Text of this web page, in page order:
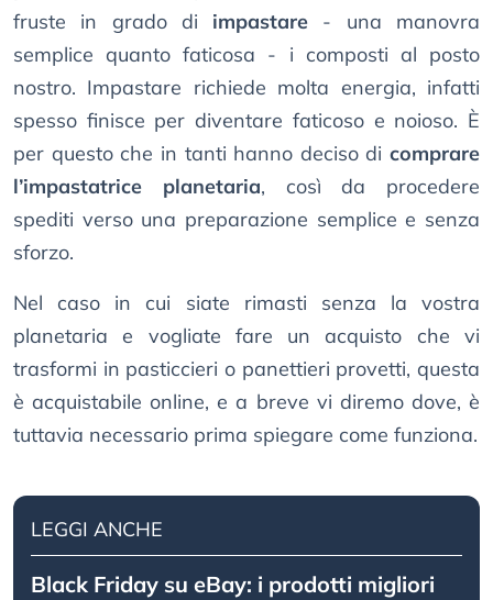
fruste in grado di impastare - una manovra
semplice quanto faticosa - i composti al posto
nostro. Impastare richiede molta energia, infatti
spesso finisce per diventare faticoso e noioso. È
per questo che in tanti hanno deciso di comprare
l’impastatrice planetaria, così da procedere
spediti verso una preparazione semplice e senza
sforzo.
Nel caso in cui siate rimasti senza la vostra
planetaria e vogliate fare un acquisto che vi
trasformi in pasticcieri o panettieri provetti, questa
è acquistabile online, e a breve vi diremo dove, è
tuttavia necessario prima spiegare come funziona.
LEGGI ANCHE
Black Friday su eBay: i prodotti migliori